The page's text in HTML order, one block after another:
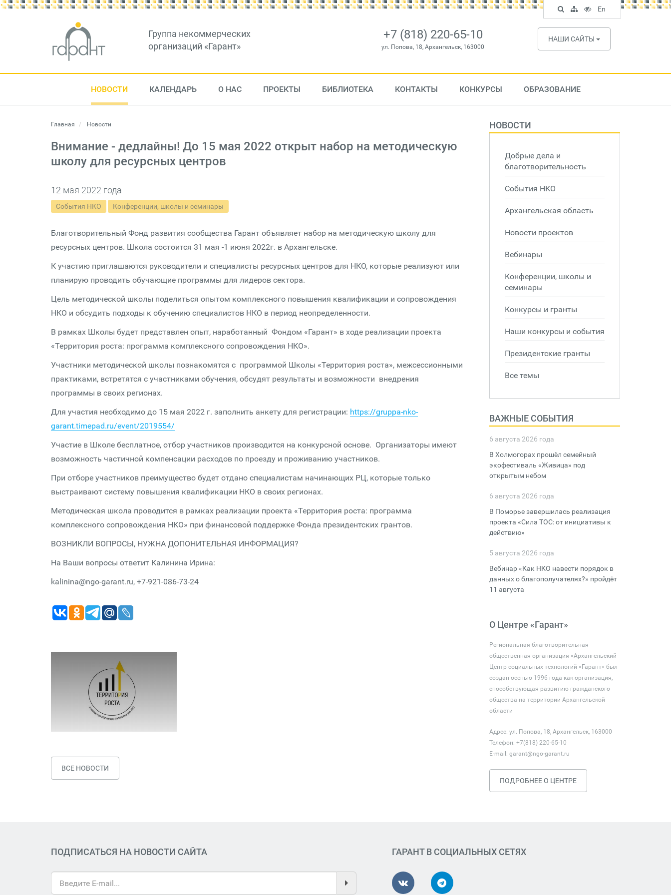
Группа некоммерческих
организаций «Гарант»
+7 (818) 220-65-10
ул. Попова, 18, Архангельск, 163000
НАШИ САЙТЫ
НОВОСТИ КАЛЕНДАРЬ О НАС ПРОЕКТЫ БИБЛИОТЕКА КОНТАКТЫ КОНКУРСЫ ОБРАЗОВАНИЕ
Главная Новости
Внимание - дедлайны! До 15 мая 2022 открыт набор на методическую
школу для ресурсных центров
12 мая 2022 года
События НКО Конференции, школы и семинары
Благотворительный Фонд развития сообщества Гарант объявляет набор на методическую школу для
ресурсных центров. Школа состоится 31 мая -1 июня 2022г. в Архангельске.
К участию приглашаются руководители и специалисты ресурсных центров для НКО, которые реализуют или
планирую проводить обучающие программы для лидеров сектора.
Цель методической школы поделиться опытом комплексного повышения квалификации и сопровождения
НКО и обсудить подходы к обучению специалистов НКО в период неопределенности.
В рамках Школы будет представлен опыт, наработанный Фондом «Гарант» в ходе реализации проекта
«Территория роста: программа комплексного сопровождения НКО».
Участники методической школы познакомятся с программой Школы «Территория роста», межсессионными
практиками, встретятся с участниками обучения, обсудят результаты и возможности внедрения
программы в своих регионах.
Для участия необходимо до 15 мая 2022 г. заполнить анкету для регистрации: https://gruppa-nko-
garant.timepad.ru/event/2019554/
Участие в Школе бесплатное, отбор участников производится на конкурсной основе. Организаторы имеют
возможность частичной компенсации расходов по проезду и проживанию участников.
При отборе участников преимущество будет отдано специалистам начинающих РЦ, которые только
выстраивают систему повышения квалификации НКО в своих регионах.
Методическая школа проводится в рамках реализации проекта «Территория роста: программа
комплексного сопровождения НКО» при финансовой поддержке Фонда президентских грантов.
ВОЗНИКЛИ ВОПРОСЫ, НУЖНА ДОПОНИТЕЛЬНАЯ ИНФОРМАЦИЯ?
На Ваши вопросы ответит Калинина Ирина:
kalinina@ngo-garant.ru, +7-921-086-73-24
ВСЕ НОВОСТИ
НОВОСТИ
Добрые дела и
благотворительность
События НКО
Архангельская область
Новости проектов
Вебинары
Конференции, школы и
семинары
Конкурсы и гранты
Наши конкурсы и события
Президентские гранты
Все темы
ВАЖНЫЕ СОБЫТИЯ
6 августа 2026 года
В Холмогорах прошёл семейный
экофестиваль «Живица» под
открытым небом
6 августа 2026 года
В Поморье завершилась реализация
проекта «Сила ТОС: от инициативы к
действию»
5 августа 2026 года
Вебинар «Как НКО навести порядок в
данных о благополучателях?» пройдёт
11 августа
О Центре «Гарант»
Региональная благотворительная
общественная организация «Архангельский
Центр социальных технологий «Гарант» был
создан осенью 1996 года как организация,
способствующая развитию гражданского
общества на территории Архангельской
области
Адрес: ул. Попова, 18, Архангельск, 163000
Телефон: +7(818) 220-65-10
E-mail: garant@ngo-garant.ru
ПОДРОБНЕЕ О ЦЕНТРЕ
ПОДПИСАТЬСЯ НА НОВОСТИ САЙТА ГАРАНТ В СОЦИАЛЬНЫХ СЕТЯХ
Поиск
по
сайту
Карта
сайта
Версия
для
слабовидящих
En
English